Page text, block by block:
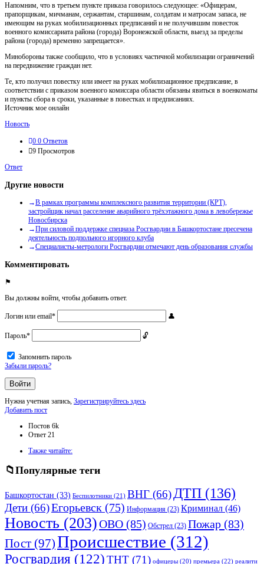
Напомним, что в третьем пункте приказа говорилось следующее: «Офицерам,
прапорщикам, мичманам, сержантам, старшинам, солдатам и матросам запаса, не
имеющим на руках мобилизационных предписаний и не получившим повесток
военного комиссариата района (города) Воронежской области, выезд за пределы
района (города) временно запрещается».
Минобороны также сообщило, что в условиях частичной мобилизации ограничений
на передвижение граждан нет.
Те, кто получил повестку или имеет на руках мобилизационное предписание, в
соответствии с приказом военного комиссара области обязаны явиться в военкоматы
и пункты сбора в сроки, указанные в повестках и предписаниях.
Источник мое онлайн
Новость
0 0 Ответов
9 Просмотров
Ответ
Другие новости
В рамках программы комплексного развития территории (КРТ),
застройщик начал расселение аварийного трёхэтажного дома в левобережье
Новосбирска
При силовой поддержке спецназа Росгвардии в Башкортостане пресечена
деятельность подпольного игорного клуба
Специалисты-метрологи Росгвардии отмечают день образования службы
Комментировать
Вы должны войти, чтобы добавить ответ.
Логин или email*
Пароль*
Запомнить пароль
Забыли пароль?
Нужна учетная запись, Зарегистрируйтесь здесь
Боковая
Добавить пост
Статистика
Постов 6k
Ответ 21
Также читайте:
Популярные теги
Башкортостан (33) Беспилотники (21) ВНГ (66) ДТП (136)
Дети (66)Егорьевск (75) Информация (23) Криминал (46)
Новость (203)ОВО (85) Обстрел (23) Пожар (83)
Пост (97)Происшествие (312)
Росгвардия (122)ТНТ (71) офицеры (20) премьера (22) реалити